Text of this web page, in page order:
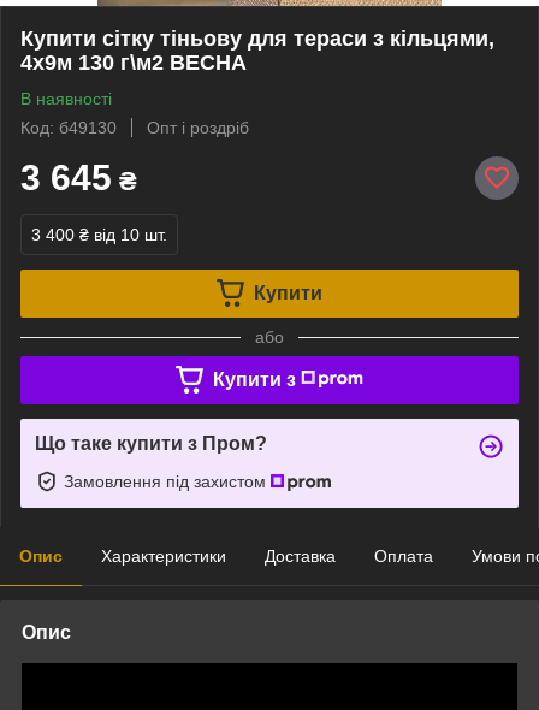
Купити сітку тіньову для тераси з кільцями,
4х9м 130 г\м2 ВЕСНА
В наявності
Код: б49130
Опт і роздріб
3 645 ₴
3 400 ₴ від 10 шт.
Купити
або
Купити з
Що таке купити з Пром?
Замовлення під захистом
Опис Характеристики Доставка Оплата Умови
Опис